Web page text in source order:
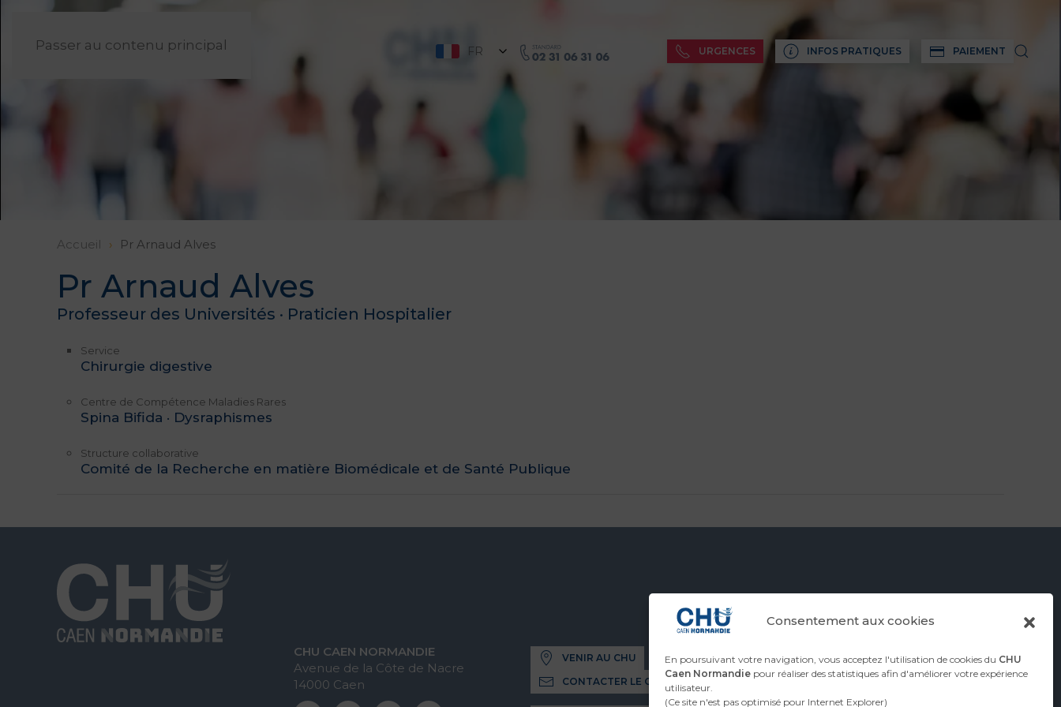
Consentement aux cookies
En poursuivant votre navigation, vous acceptez l'utilisation de cookies du CHU
Caen Normandie pour réaliser des statistiques afin d'améliorer votre expérience
utilisateur.
(Ce site n'est pas optimisé pour Internet Explorer)
Passer au contenu principal FR URGENCES INFOS PRATIQUES PAIEMENT
Accueil Pr Arnaud Alves
Pr Arnaud Alves
Professeur des Universités · Praticien Hospitalier
Service
Chirurgie digestive
Centre de Compétence Maladies Rares
Spina Bifida · Dysraphismes
Structure collaborative
Comité de la Recherche en matière Biomédicale et de Santé Publique
CHU CAEN NORMANDIE
Avenue de la Côte de Nacre
14000 Caen
VENIR AU CHU
CONTACTER LE CHU